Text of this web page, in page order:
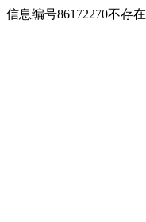
信息编号86172270不存在